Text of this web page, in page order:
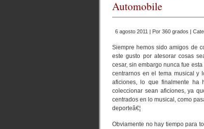
Automobile
6 agosto 2011 | Por 360 grados |
Siempre hemos sido amigos de
este gusto por atesorar cosas
cesar, sin embargo nunca fue
centrarnos en el tema musical y
aficiones, lo que finalmente ha
coleccionar sean aficiones, ya
centrados en lo musical, como
deporteâ€¦
Obviamente no hay tiempo para